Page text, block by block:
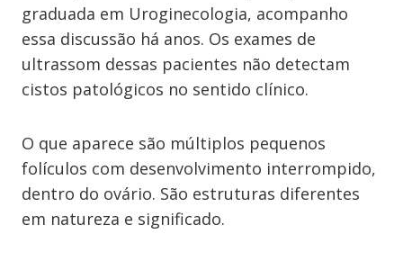
graduada em Uroginecologia, acompanho
essa discussão há anos. Os exames de
ultrassom dessas pacientes não detectam
cistos patológicos no sentido clínico.
O que aparece são múltiplos pequenos
folículos com desenvolvimento interrompido,
dentro do ovário. São estruturas diferentes
em natureza e significado.